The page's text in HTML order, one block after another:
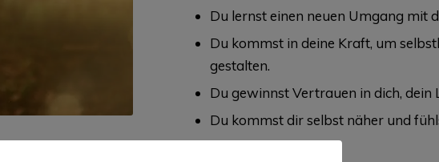
Du lernst einen neuen Umgang mit
Du kommst in deine Kraft, um
gestalten.
Du gewinnst Vertrauen in dich, dein
Du kommst dir selbst näher und